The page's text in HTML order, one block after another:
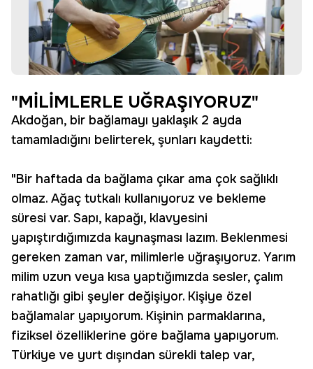
"MİLİMLERLE UĞRAŞIYORUZ"
Akdoğan, bir bağlamayı yaklaşık 2 ayda
tamamladığını belirterek, şunları kaydetti:
"Bir haftada da bağlama çıkar ama çok sağlıklı
olmaz. Ağaç tutkalı kullanıyoruz ve bekleme
süresi var. Sapı, kapağı, klavyesini
yapıştırdığımızda kaynaşması lazım. Beklenmesi
gereken zaman var, milimlerle uğraşıyoruz. Yarım
milim uzun veya kısa yaptığımızda sesler, çalım
rahatlığı gibi şeyler değişiyor. Kişiye özel
bağlamalar yapıyorum. Kişinin parmaklarına,
fiziksel özelliklerine göre bağlama yapıyorum.
Türkiye ve yurt dışından sürekli talep var,